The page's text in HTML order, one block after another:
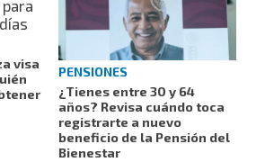
visa
PENSIONES
¿Tienes entre 30 y 64
años? Revisa cuándo toca
registrarte a nuevo
beneficio de la Pensión del
Bienestar